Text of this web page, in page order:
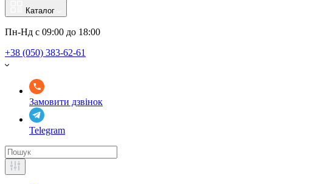
Каталог
Пн-Нд с 09:00 до 18:00
+38 (050) 383-62-61
Замовити дзвінок
Telegram